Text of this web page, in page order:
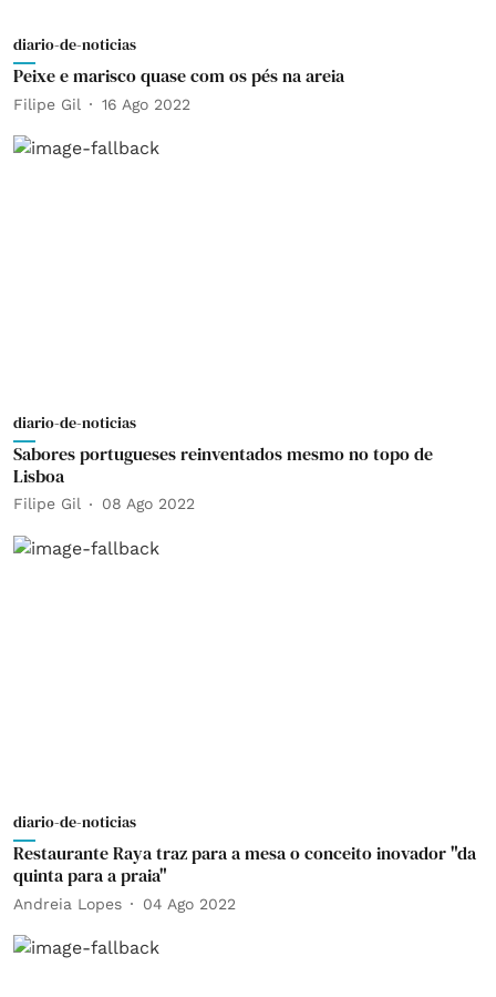
diario-de-noticias
Peixe e marisco quase com os pés na areia
Filipe Gil 16 Ago 2022
diario-de-noticias
Sabores portugueses reinventados mesmo no topo de
Lisboa
Filipe Gil 08 Ago 2022
diario-de-noticias
Restaurante Raya traz para a mesa o conceito inovador "da
quinta para a praia"
Andreia Lopes 04 Ago 2022